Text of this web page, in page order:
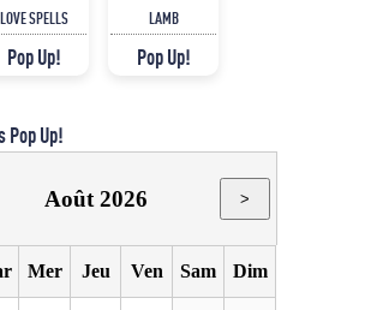
LOVE SPELLS
Pop Up!
LAMB
Pop Up!
Up!
Août 2026 >
Mer Jeu Ven Sam Dim